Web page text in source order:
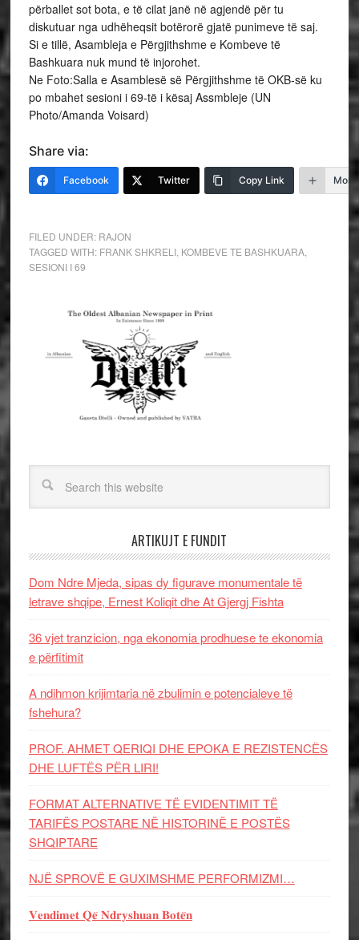
përballet sot bota, e të cilat janë në agjendë për tu
diskutuar nga udhëheqsit botërorë gjatë punimeve të saj.
Si e tillë, Asambleja e Përgjithshme e Kombeve të
Bashkuara nuk mund të injorohet.
Ne Foto:Salla e Asamblesë së Përgjithshme të OKB-së ku
po mbahet sesioni i 69-të i kësaj Assmbleje (UN
Photo/Amanda Voisard)
Share via:
Facebook Twitter Copy Link More
FILED UNDER: RAJON
TAGGED WITH: FRANK SHKRELI, KOMBEVE TE BASHKUARA,
SESIONI I 69
ARTIKUJT E FUNDIT
Dom Ndre Mjeda, sipas dy figurave monumentale të
letrave shqipe, Ernest Koliqit dhe At Gjergj Fishta
36 vjet tranzicion, nga ekonomia prodhuese te ekonomia
e përfitimit
A ndihmon krijimtaria në zbulimin e potencialeve të
fshehura?
PROF. AHMET QERIQI DHE EPOKA E REZISTENCЁS
DHE LUFTЁS PЁR LIRI!
FORMAT ALTERNATIVE TË EVIDENTIMIT TË
TARIFËS POSTARE NË HISTORINË E POSTËS
SHQIPTARE
NJË SPROVË E GUXIMSHME PERFORMIZMI…
𝐕𝐞𝐧𝐝𝐢𝐦𝐞𝐭 𝐐𝐞̈ 𝐍𝐝𝐫𝐲𝐬𝐡𝐮𝐚𝐧 𝐁𝐨𝐭𝐞̈𝐧